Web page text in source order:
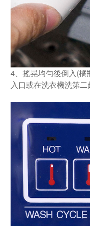
4、搖晃均勻後倒入(
入口或在洗衣機洗第